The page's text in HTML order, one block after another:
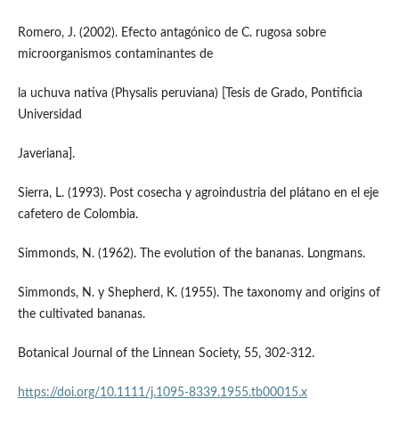
Romero, J. (2002). Efecto antagónico de C. rugosa sobre
microorganismos contaminantes de
la uchuva nativa (Physalis peruviana) [Tesis de Grado, Pontificia
Universidad
Javeriana].
Sierra, L. (1993). Post cosecha y agroindustria del plátano en el eje
cafetero de Colombia.
Simmonds, N. (1962). The evolution of the bananas. Longmans.
Simmonds, N. y Shepherd, K. (1955). The taxonomy and origins of
the cultivated bananas.
Botanical Journal of the Linnean Society, 55, 302-312.
https://doi.org/10.1111/j.1095-8339.1955.tb00015.x